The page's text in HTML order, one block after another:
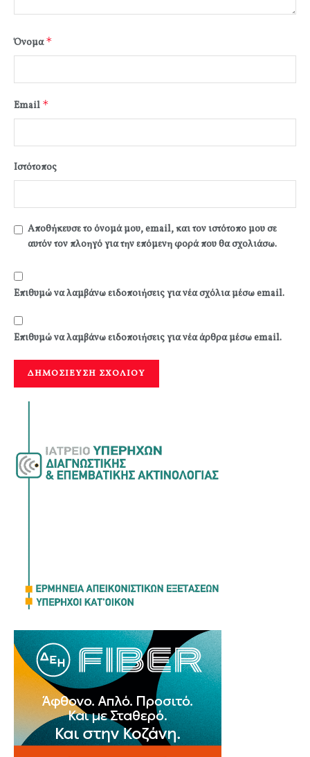
Όνομα*
Email *
Ιστότοπος
Αποθήκευσε το όνομά μου, email, και τον ιστότοπο μου σε
αυτόν τον πλοηγό για την επόμενη φορά που θα σχολιάσω.
Επιθυμώ να λαμβάνω ειδοποιήσεις για νέα σχόλια μέσω email.
Επιθυμώ να λαμβάνω ειδοποιήσεις για νέα άρθρα μέσω email.